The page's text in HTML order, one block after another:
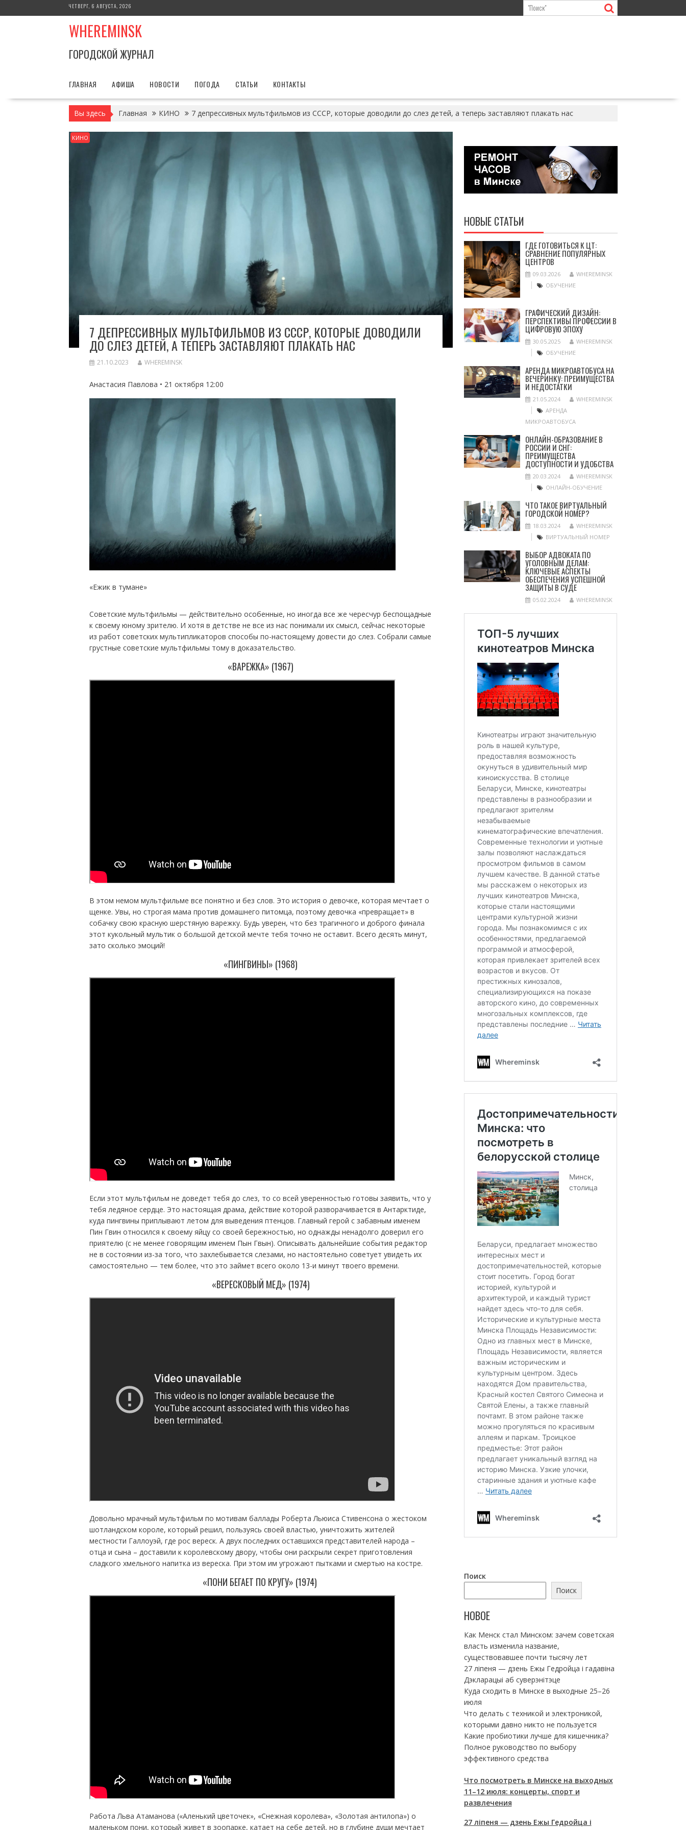
к
ЧЕТВЕРГ, 6 АВГУСТА, 2026
WHEREMINSK
ГОРОДСКОЙ ЖУРНАЛ
ГЛАВНАЯ АФИША НОВОСТИ ПОГОДА СТАТЬИ КОНТАКТЫ
Вы здесь Главная КИНО 7 депрессивных мультфильмов из СССР, которые доводили до слез детей, а теперь заставляют плакать нас
КИНО
7 ДЕПРЕССИВНЫХ МУЛЬТФИЛЬМОВ ИЗ СССР, КОТОРЫЕ ДОВОДИЛИ
ДО СЛЕЗ ДЕТЕЙ, А ТЕПЕРЬ ЗАСТАВЛЯЮТ ПЛАКАТЬ НАС
21.10.2023 WHEREMINSK
Анастасия Павлова • 21 октября 12:00
«Ежик в тумане»
Советские мультфильмы — действительно особенные, но иногда все же чересчур беспощадные
к своему юному зрителю. И хотя в детстве не все из нас понимали их смысл, сейчас некоторые
из работ советских мультипликаторов способы по-настоящему довести до слез. Собрали самые
грустные советские мультфильмы тому в доказательство.
«ВАРЕЖКА» (1967)
В этом немом мультфильме все понятно и без слов. Это история о девочке, которая мечтает о
щенке. Увы, но строгая мама против домашнего питомца, поэтому девочка «превращает» в
собачку свою красную шерстяную варежку. Будь уверен, что без трагичного и доброго финала
этот кукольный мультик о большой детской мечте тебя точно не оставит. Всего десять минут,
зато сколько эмоций!
«ПИНГВИНЫ» (1968)
Если этот мультфильм не доведет тебя до слез, то со всей уверенностью готовы заявить, что у
тебя ледяное сердце. Это настоящая драма, действие которой разворачивается в Антарктиде,
куда пингвины приплывают летом для выведения птенцов. Главный герой с забавным именем
Пин Гвин относился к своему яйцу со своей бережностью, но однажды ненадолго доверил его
приятелю (с не менее говорящим именем Пын Гвын). Описывать дальнейшие события редактор
не в состоянии из-за того, что захлебывается слезами, но настоятельно советует увидеть их
самостоятельно — тем более, что это займет всего около 13-и минут твоего времени.
«ВЕРЕСКОВЫЙ МЕД» (1974)
Довольно мрачный мультфильм по мотивам баллады Роберта Льюиса Стивенсона о жестоком
шотландском короле, который решил, пользуясь своей властью, уничтожить жителей
местности Галлоуэй, где рос вереск. А двух последних оставшихся представителей народа –
отца и сына – доставили к королевскому двору, чтобы они раскрыли секрет приготовления
сладкого хмельного напитка из вереска. При этом им угрожают пытками и смертью на костре.
«ПОНИ БЕГАЕТ ПО КРУГУ» (1974)
Работа Льва Атаманова («Аленький цветочек», «Снежная королева», «Золотая антилопа») о
маленьком пони, который живет в зоопарке, катает на себе детей, но в глубине души мечтает
НОВЫЕ СТАТЬИ
ГДЕ ГОТОВИТЬСЯ К ЦТ:
СРАВНЕНИЕ ПОПУЛЯРНЫХ
ЦЕНТРОВ
09.03.2026
WHEREMINSK
ОБУЧЕНИЕ
ГРАФИЧЕСКИЙ ДИЗАЙН:
ПЕРСПЕКТИВЫ ПРОФЕССИИ В
ЦИФРОВУЮ ЭПОХУ
30.05.2025
WHEREMINSK
ОБУЧЕНИЕ
АРЕНДА МИКРОАВТОБУСА НА
ВЕЧЕРИНКУ: ПРЕИМУЩЕСТВА
И НЕДОСТАТКИ
21.05.2024
WHEREMINSK
АРЕНДА
МИКРОАВТОБУСА
ОНЛАЙН-ОБРАЗОВАНИЕ В
РОССИИ И СНГ:
ПРЕИМУЩЕСТВА
ДОСТУПНОСТИ И УДОБСТВА
20.03.2024
WHEREMINSK
ОНЛАЙН-ОБУЧЕНИЕ
ЧТО ТАКОЕ ВИРТУАЛЬНЫЙ
ГОРОДСКОЙ НОМЕР?
18.03.2024
WHEREMINSK
ВИРТУАЛЬНЫЙ НОМЕР
ВЫБОР АДВОКАТА ПО
УГОЛОВНЫМ ДЕЛАМ:
КЛЮЧЕВЫЕ АСПЕКТЫ
ОБЕСПЕЧЕНИЯ УСПЕШНОЙ
ЗАЩИТЫ В СУДЕ
05.02.2024 WHEREMINSK
Поиск
Поиск
НОВОЕ
Как Менск стал Минском: зачем советская
власть изменила название,
существовавшее почти тысячу лет
27 ліпеня — дзень Ежы Гедройца і гадавіна
Дэкларацыі аб суверэнітэце
Куда сходить в Минске в выходные 25–26
июля
Что делать с техникой и электроникой,
которыми давно никто не пользуется
Какие пробиотики лучше для кишечника?
Полное руководство по выбору
эффективного средства
Что посмотреть в Минске на выходных
11–12 июля: концерты, спорт и
развлечения
27 ліпеня — дзень Ежы Гедройца і